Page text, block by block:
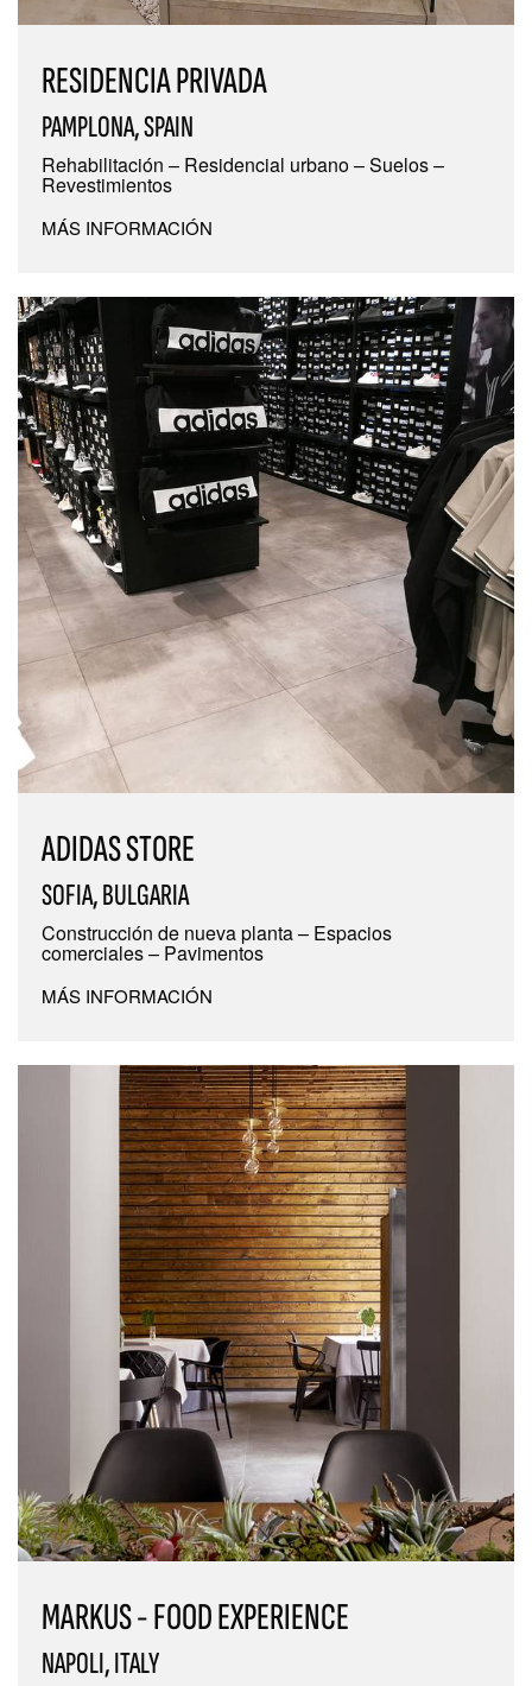
RESIDENCIA PRIVADA
PAMPLONA, SPAIN
Rehabilitación – Residencial urbano – Suelos –
Revestimientos
MÁS INFORMACIÓN
ADIDAS STORE
SOFIA, BULGARIA
Construcción de nueva planta – Espacios
comerciales – Pavimentos
MÁS INFORMACIÓN
MARKUS - FOOD EXPERIENCE
NAPOLI, ITALY